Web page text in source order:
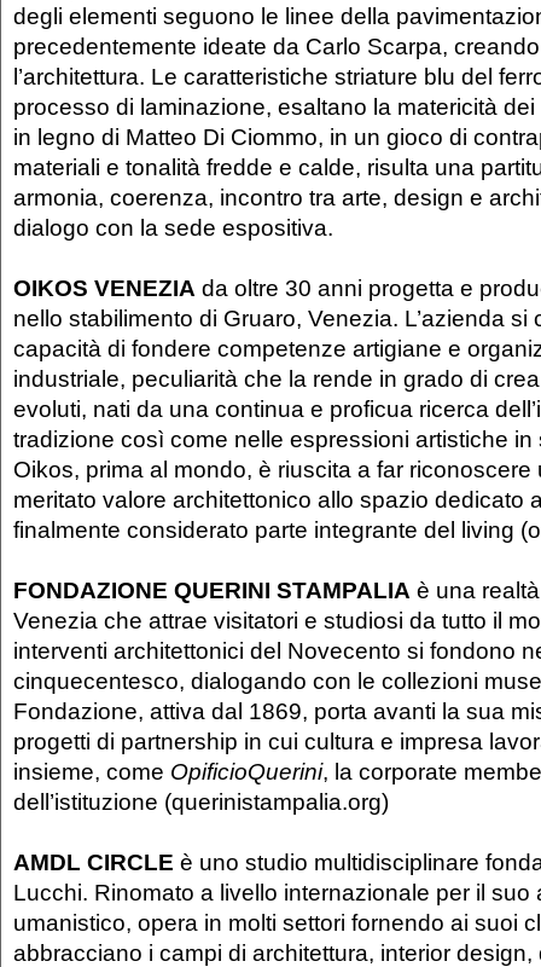
degli elementi seguono le linee della
precedentemente ideate da Carlo Scarpa,
l’architettura. Le caratteristiche striature blu del
processo di laminazione, esaltano la matericità
in legno di Matteo Di Ciommo, in un gioco di
materiali e tonalità fredde e calde, risulta una
armonia, coerenza, incontro tra arte, design e
dialogo con la sede espositiva.
OIKOS VENEZIA da oltre 30 anni progetta e
nello stabilimento di Gruaro, Venezia. L’azienda si
capacità di fondere competenze artigiane e
industriale, peculiarità che la rende in grado di
evoluti, nati da una continua e proficua ricerca
tradizione così come nelle espressioni artistiche
Oikos, prima al mondo, è riuscita a far riconoscere
meritato valore architettonico allo spazio dedicato
finalmente considerato parte integrante del living
FONDAZIONE QUERINI STAMPALIA è una
Venezia che attrae visitatori e studiosi da tutto il
interventi architettonici del Novecento si fondono
cinquecentesco, dialogando con le collezioni
Fondazione, attiva dal 1869, porta avanti la sua
progetti di partnership in cui cultura e impresa
insieme, come OpificioQuerini, la corporate
dell’istituzione (querinistampalia.org)
AMDL CIRCLE è uno studio multidisciplinare
Lucchi. Rinomato a livello internazionale per il suo
umanistico, opera in molti settori fornendo ai suoi
abbracciano i campi di architettura, interior design,